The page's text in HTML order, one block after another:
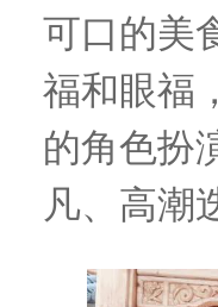
可口的美
福和眼福
的角色扮
凡、高潮